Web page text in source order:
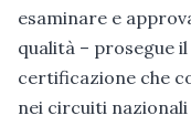
esaminare e
qualità – prosegue
certificazione che
nei circuiti